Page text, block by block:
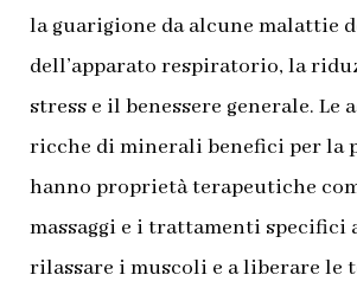
la guarigione da alcune malattie
dell’apparato respiratorio, la
stress e il benessere generale. Le
ricche di minerali benefici per la
hanno proprietà terapeutiche
massaggi e i trattamenti specifici
rilassare i muscoli e a liberare le